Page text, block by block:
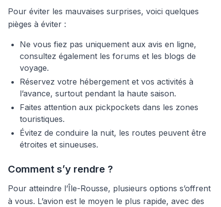
Pour éviter les mauvaises surprises, voici quelques
pièges à éviter :
Ne vous fiez pas uniquement aux avis en ligne,
consultez également les forums et les blogs de
voyage.
Réservez votre hébergement et vos activités à
l’avance, surtout pendant la haute saison.
Faites attention aux pickpockets dans les zones
touristiques.
Évitez de conduire la nuit, les routes peuvent être
étroites et sinueuses.
Comment s’y rendre ?
Pour atteindre l’Île-Rousse, plusieurs options s’offrent
à vous. L’avion est le moyen le plus rapide, avec des